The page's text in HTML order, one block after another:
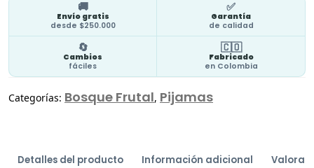
🚚
Envío gratis
desde $250.000
✅
Garantía
de calidad
🔄
Cambios
fáciles
🇨🇴
Fabricado
en Colombia
Categorías: Bosque Frutal, Pijamas
Detalles del producto Información adicional